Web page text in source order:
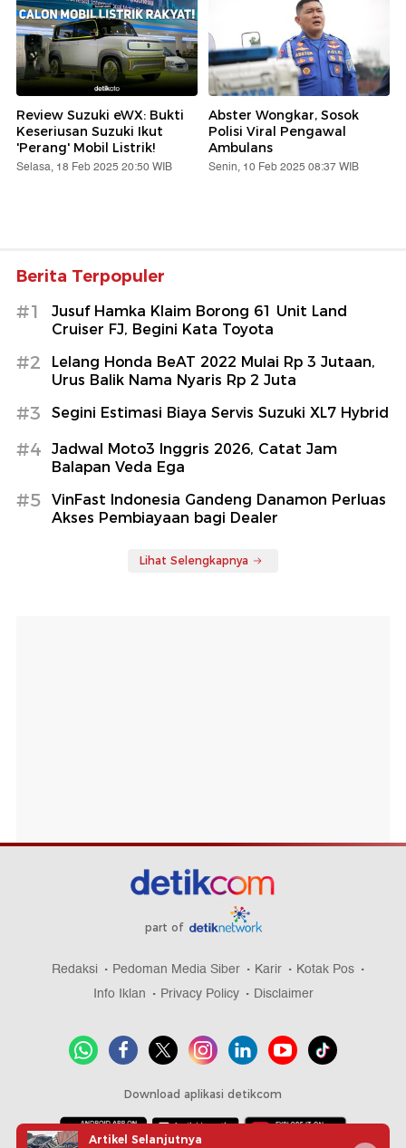
Review Suzuki eWX: Bukti
Keseriusan Suzuki Ikut
'Perang' Mobil Listrik!
Selasa, 18 Feb 2025 20:50 WIB
Abster Wongkar, Sosok
Polisi Viral Pengawal
Ambulans
Senin, 10 Feb 2025 08:37 WIB
Berita Terpopuler
#1
Jusuf Hamka Klaim Borong 61 Unit Land
Cruiser FJ, Begini Kata Toyota
#2
Lelang Honda BeAT 2022 Mulai Rp 3 Jutaan,
Urus Balik Nama Nyaris Rp 2 Juta
#3 Segini Estimasi Biaya Servis Suzuki XL7 Hybrid
#4
Jadwal Moto3 Inggris 2026, Catat Jam
Balapan Veda Ega
#5
VinFast Indonesia Gandeng Danamon Perluas
Akses Pembiayaan bagi Dealer
Lihat Selengkapnya
part of
Redaksi Pedoman Media Siber Karir
Kotak Pos
Info Iklan
Privacy Policy Disclaimer
Download aplikasi detikcom
Artikel Selanjutnya